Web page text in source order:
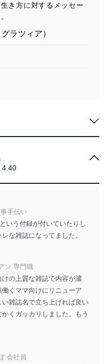
き方に対するメッセー
ラツィア）
4.40
手伝い
いう付録が付いていたりし
な雑誌になってました。
ン 専門職
の上質な雑誌で内容が濃
くママ向けにリニューア
雑誌名で立ち上げれば良い
くガッカリしました。もう
会社員